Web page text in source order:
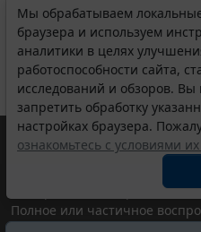
Выберите тему программы повышения
для юристов ...
Мы обрабатываем
браузера и используем
аналитики в целях
работоспособности сайта,
исследований и обзоров. Вы
запретить обработку
настройках браузера.
ознакомьтесь с условиями
© ООО "НПП "ГАРАНТ-СЕРВИС",
участниками Российской
Все права на материалы
Полное или частичное